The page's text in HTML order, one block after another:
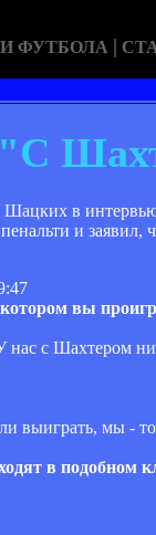
ФУТБОЛА |
в интервью
и
вы
с Шахтером
выиграть, мы -
в подобном